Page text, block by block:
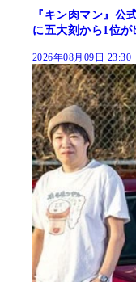
『キン肉マン』公
に五大刻から1位が
2026年08月09日 23:30